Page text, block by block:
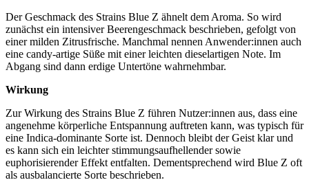
Der Geschmack des Strains Blue Z ähnelt dem Aroma. So wird
zunächst ein intensiver Beerengeschmack beschrieben, gefolgt von
einer milden Zitrusfrische. Manchmal nennen Anwender:innen auch
eine candy-artige Süße mit einer leichten dieselartigen Note. Im
Abgang sind dann erdige Untertöne wahrnehmbar.
Wirkung
Zur Wirkung des Strains Blue Z führen Nutzer:innen aus, dass eine
angenehme körperliche Entspannung auftreten kann, was typisch für
eine Indica-dominante Sorte ist. Dennoch bleibt der Geist klar und
es kann sich ein leichter stimmungsaufhellender sowie
euphorisierender Effekt entfalten. Dementsprechend wird Blue Z oft
als ausbalancierte Sorte beschrieben.